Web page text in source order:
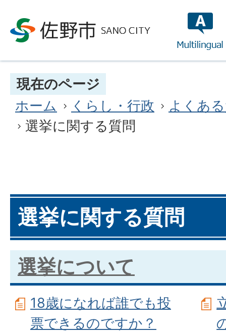
現在のページ
ホーム
くらし・行政
よくあ
選挙に関する質問
選挙に関する質問
選挙について
18歳になれば誰でも投
票できるのですか？